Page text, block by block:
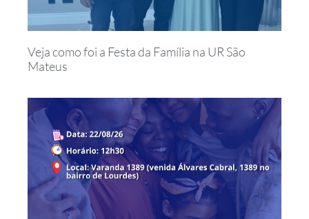
Veja como foi a Festa da Família na UR São
Mateus